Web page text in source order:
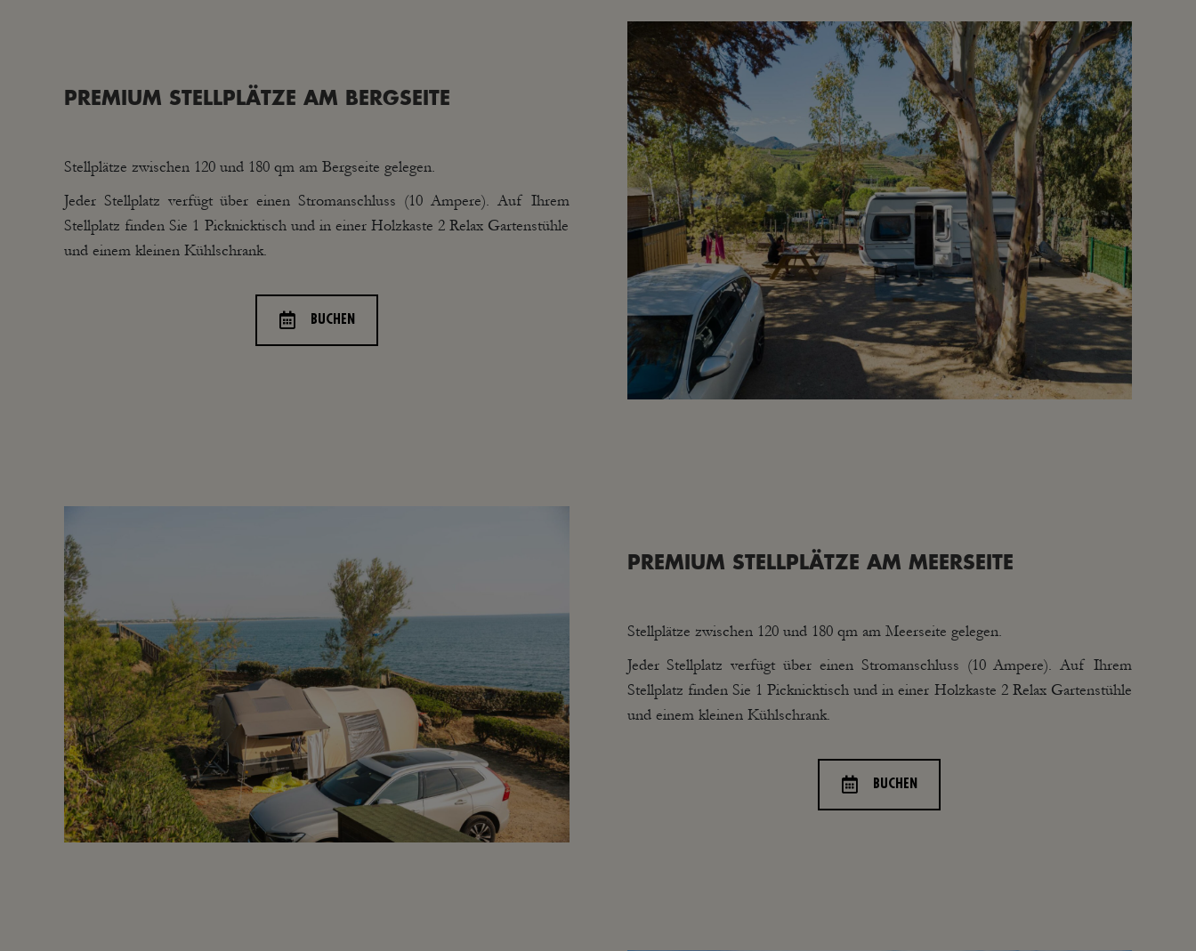
PREMIUM STELLPLÄTZE AM BERGSEITE
Stellplätze zwischen 120 und 180 qm am Bergseite gelegen.
Jeder Stellplatz verfügt über einen Stromanschluss (10 Ampere). Auf Ihrem
Stellplatz finden Sie 1 Picknicktisch und in einer Holzkaste 2 Relax Gartenstühle
und einem kleinen Kühlschrank.
BUCHEN
PREMIUM STELLPLÄTZE AM MEERSEITE
Stellplätze zwischen 120 und 180 qm am Meerseite gelegen.
Jeder Stellplatz verfügt über einen Stromanschluss (10 Ampere). Auf Ihrem
Stellplatz finden Sie 1 Picknicktisch und in einer Holzkaste 2 Relax Gartenstühle
und einem kleinen Kühlschrank.
BUCHEN